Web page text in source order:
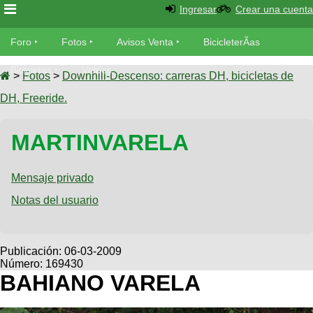
Foro
Foro
TÃ©cnica
Fotos
tu foto
Galeria
XC
Viajes
Descenso
SUBÃ
tu
aviso
Buscar
Ultimos
Fotos
as
Bicicletas
Tandem
Videos
Cicloturismo
Ingresar Crear una cuenta
Foro Fotos Avisos Venta BicicleterÃ­as
Bicicletas Videos
> Fotos > Downhill-Descenso: carreras DH, bicicletas de
DH, Freeride.
MARTINVARELA
Mensaje privado
Notas del usuario
Publicación: 06-03-2009
Número: 169430
BAHIANO VARELA